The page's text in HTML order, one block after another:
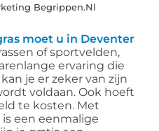
Begrippen.nl
moet u in Deventer
of sportvelden,
ervaring die
je er zeker van zijn
voldaan. Ook hoeft
te kosten. Met
een eenmalige